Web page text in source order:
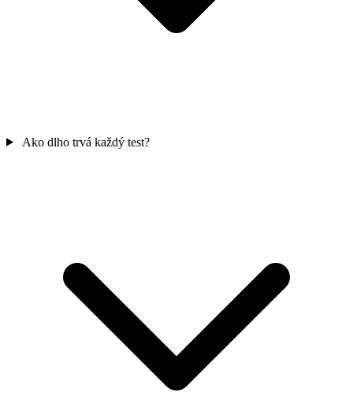
Ako dlho trvá každý test?